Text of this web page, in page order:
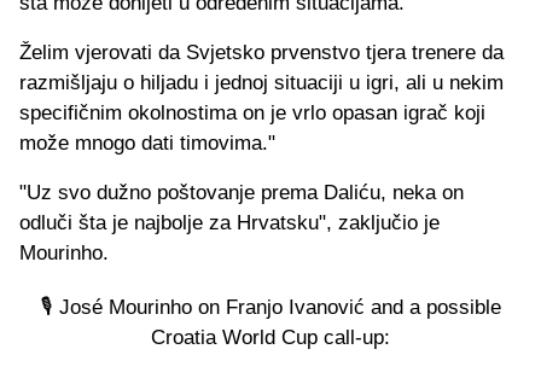
Želim vjerovati da Svjetsko prvenstvo tjera trenere da
razmišljaju o hiljadu i jednoj situaciji u igri, ali u nekim
specifičnim okolnostima on je vrlo opasan igrač koji
može mnogo dati timovima."
"Uz svo dužno poštovanje prema Daliću, neka on
odluči šta je najbolje za Hrvatsku", zaključio je
Mourinho.
🎙️ José Mourinho on Franjo Ivanović and a possible
Croatia World Cup call-up: